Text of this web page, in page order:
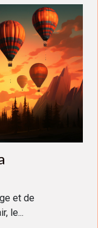
et de
le...